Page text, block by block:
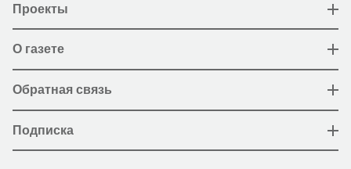
Проекты
О газете
Обратная связь
Подписка